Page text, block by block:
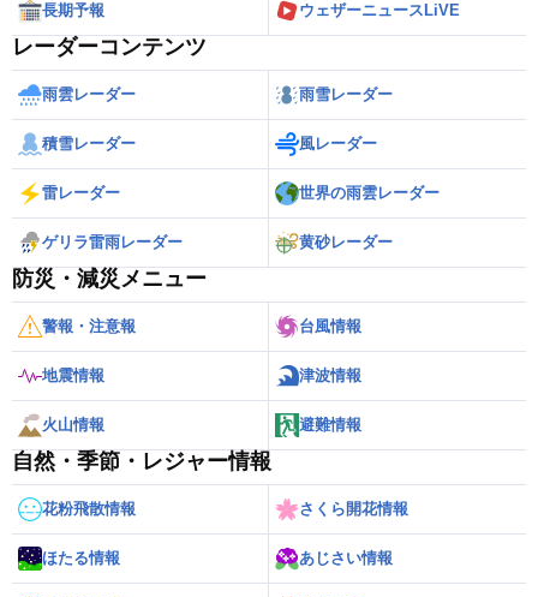
長期予報 ウェザーニュースLiVE
レーダーコンテンツ
雨雲レーダー 雨雪レーダー
積雪レーダー 風レーダー
雷レーダー 世界の雨雲レーダー
ゲリラ雷雨レーダー 黄砂レーダー
防災・減災メニュー
警報・注意報 台風情報
地震情報 津波情報
火山情報 避難情報
自然・季節・レジャー情報
花粉飛散情報 さくら開花情報
ほたる情報 あじさい情報